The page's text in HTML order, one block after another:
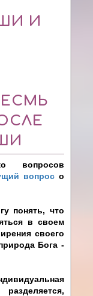
И
вопросов
вопросо
понять, что
в своем
своего
Бога -